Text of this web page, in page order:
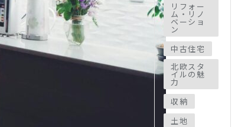
リフォー
ム・リノ
ベーショ
ン
中古住宅
北欧スタ
イルの魅
力
収納
土地